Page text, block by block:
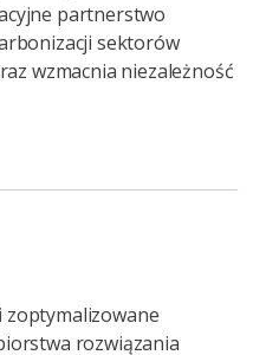
partnerstwo
sektorów
wzmacnia niezależność
rozwiązania